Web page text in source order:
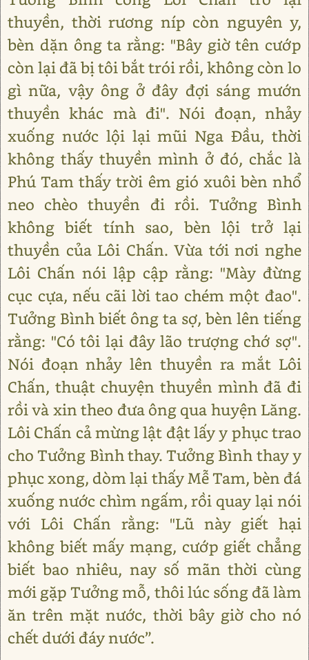
thuyền, thời rương níp còn nguyên y,
bèn dặn ông ta rằng: "Bây giờ tên cướp
còn lại đã bị tôi bắt trói rồi, không còn lo
gì nữa, vậy ông ở đây đợi sáng mướn
thuyền khác mà đi". Nói đoạn, nhảy
xuống nước lội lại mũi Nga Đầu, thời
không thấy thuyền mình ở đó, chắc là
Phú Tam thấy trời êm gió xuôi bèn nhổ
neo chèo thuyền đi rồi. Tưởng Bình
không biết tính sao, bèn lội trở lại
thuyền của Lôi Chấn. Vừa tới nơi nghe
Lôi Chấn nói lập cập rằng: "Mày đừng
cục cựa, nếu cãi lời tao chém một đao".
Tưởng Bình biết ông ta sợ, bèn lên tiếng
rằng: "Có tôi lại đây lão trượng chớ sợ".
Nói đoạn nhảy lên thuyền ra mắt Lôi
Chấn, thuật chuyện thuyền mình đã đi
rồi và xin theo đưa ông qua huyện Lăng.
Lôi Chấn cả mừng lật đật lấy y phục trao
cho Tưởng Bình thay. Tưởng Bình thay y
phục xong, dòm lại thấy Mễ Tam, bèn đá
xuống nước chìm ngấm, rồi quay lại nói
với Lôi Chấn rằng: "Lũ này giết hại
không biết mấy mạng, cướp giết chẳng
biết bao nhiêu, nay số mãn thời cùng
mới gặp Tưởng mỗ, thôi lúc sống đã làm
ăn trên mặt nước, thời bây giờ cho nó
chết dưới đáy nước”.